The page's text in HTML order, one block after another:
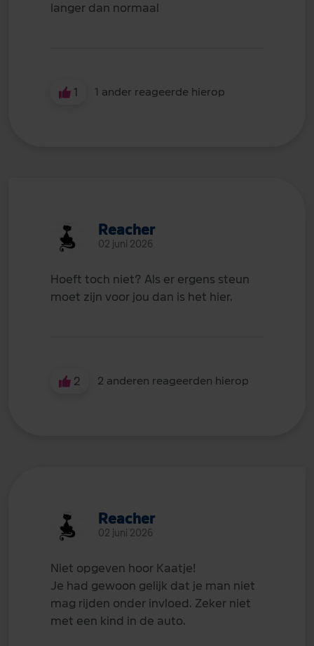
langer dan normaal
1 1 ander reageerde hierop
Reacher
02 juni 2026
Hoeft toch niet? Als er ergens steun
moet zijn voor jou dan is het hier.
2 2 anderen reageerden hierop
Reacher
02 juni 2026
Niet opgeven hoor Kaatje!
Je had gewoon gelijk dat je man niet
mag rijden onder invloed. Zeker niet
met een kind in de auto.